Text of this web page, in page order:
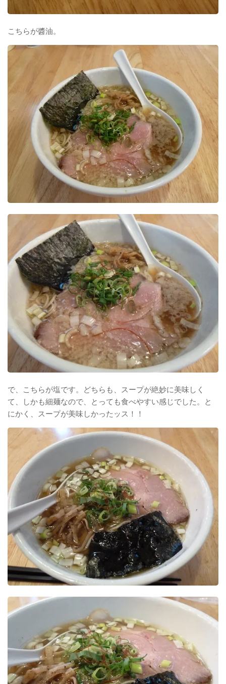
こちらが醬油。
で、こちらが塩です。どちらも、スープが絶妙に美味しく
て、しかも細麺なので、とっても食べやすい感じでした。と
にかく、スープが美味しかったッス！！